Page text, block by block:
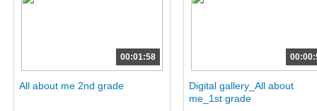
00:01:58
All about me 2nd grade
Digital gallery_All about
me_1st grade